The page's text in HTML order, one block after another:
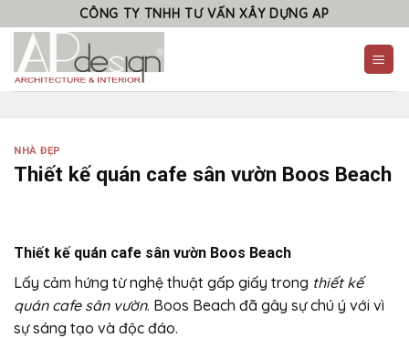
to
content
CÔNG TY TNHH TƯ VẤN XÂY DỰNG AP
NHÀ ĐẸP
Thiết kế quán cafe sân vườn Boos Beach
Thiết kế quán cafe sân vườn Boos Beach
Lấy cảm hứng từ nghệ thuật gấp giấy trong thiết kế
quán cafe sân vườn. Boos Beach đã gây sự chú ý với vì
sự sáng tạo và độc đáo.